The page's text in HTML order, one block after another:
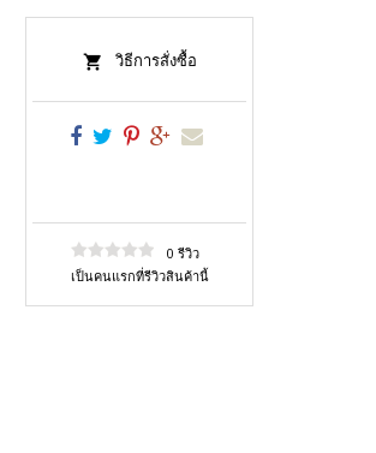
วิธีการสั่งซื้อ
0 รีวิว
เป็นคนแรกที่รีวิวสินค้านี้